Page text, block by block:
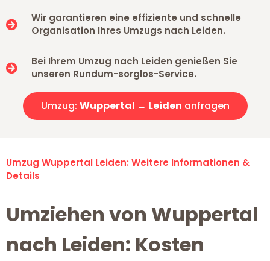
Wir garantieren eine effiziente und schnelle
Organisation Ihres Umzugs nach Leiden.
Bei Ihrem Umzug nach Leiden genießen Sie
unseren Rundum-sorglos-Service.
Umzug: Wuppertal → Leiden anfragen
Umzug Wuppertal Leiden: Weitere Informationen &
Details
Umziehen von Wuppertal
nach Leiden: Kosten